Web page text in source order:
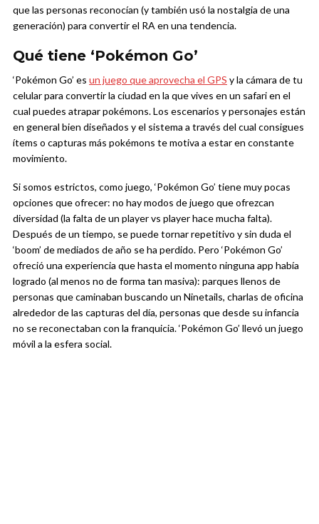
que las personas reconocían (y también usó la nostalgia de una
generación) para convertir el RA en una tendencia.
Qué tiene ‘Pokémon Go’
‘Pokémon Go’ es un juego que aprovecha el GPS y la cámara de tu
celular para convertir la ciudad en la que vives en un safari en el
cual puedes atrapar pokémons. Los escenarios y personajes están
en general bien diseñados y el sistema a través del cual consigues
ítems o capturas más pokémons te motiva a estar en constante
movimiento.
Si somos estrictos, como juego, ‘Pokémon Go’ tiene muy pocas
opciones que ofrecer: no hay modos de juego que ofrezcan
diversidad (la falta de un player vs player hace mucha falta).
Después de un tiempo, se puede tornar repetitivo y sin duda el
‘boom’ de mediados de año se ha perdido. Pero ‘Pokémon Go’
ofreció una experiencia que hasta el momento ninguna app había
logrado (al menos no de forma tan masiva): parques llenos de
personas que caminaban buscando un Ninetails, charlas de oficina
alrededor de las capturas del día, personas que desde su infancia
no se reconectaban con la franquicia. ‘Pokémon Go’ llevó un juego
móvil a la esfera social.